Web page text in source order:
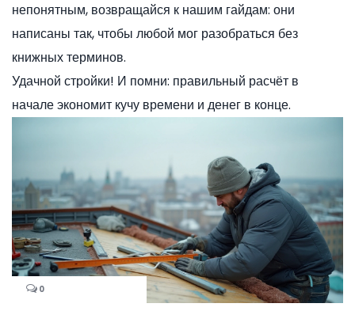
непонятным, возвращайся к нашим гайдам: они
написаны так, чтобы любой мог разобраться без
книжных терминов.
Удачной стройки! И помни: правильный расчёт в
начале экономит кучу времени и денег в конце.
0